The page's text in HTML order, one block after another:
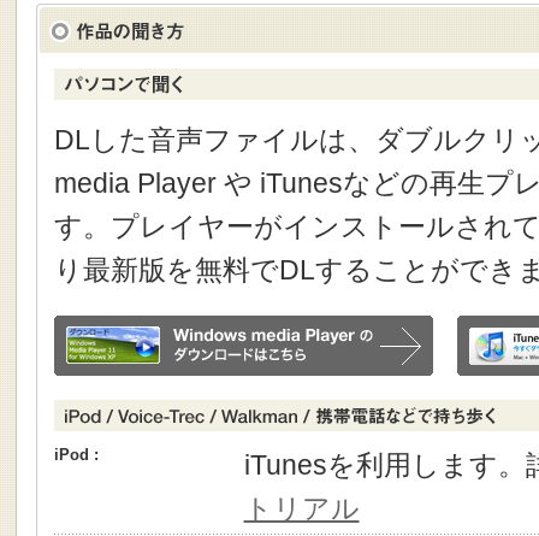
DLした音声ファイルは、ダブルクリ
media Player や iTunesなどの再生プ
す。プレイヤーがインストールされ
り最新版を無料でDLすることができ
iPod :
iTunesを利用します
トリアル